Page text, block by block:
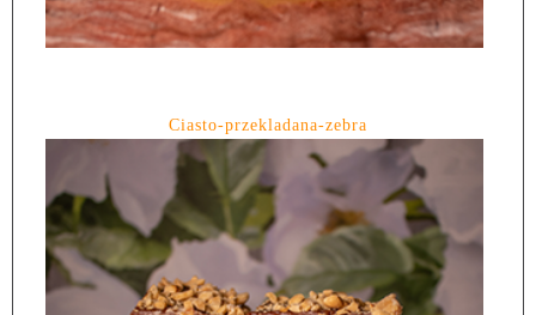
Ciasto-przekladana-zebra